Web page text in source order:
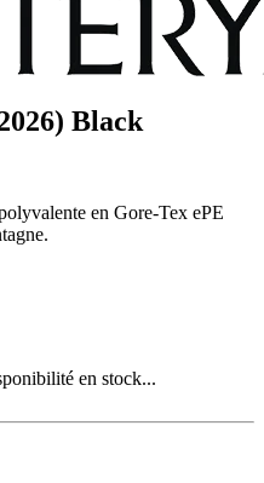
Black
en Gore-Tex ePE
en stock...